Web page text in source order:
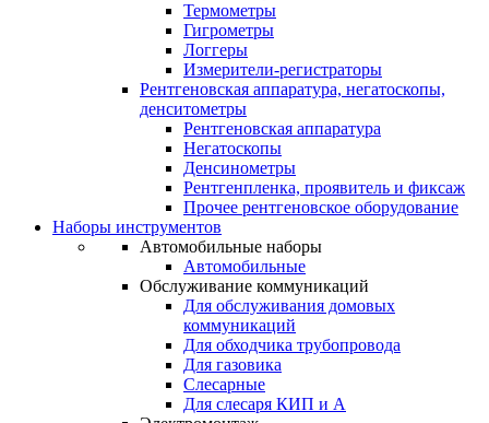
Термометры
Гигрометры
Логгеры
Измерители-регистраторы
Рентгеновская аппаратура, негатоскопы,
денситометры
Рентгеновская аппаратура
Негатоскопы
Денсинометры
Рентгенпленка, проявитель и фиксаж
Прочее рентгеновское оборудование
Наборы инструментов
Автомобильные наборы
Автомобильные
Обслуживание коммуникаций
Для обслуживания домовых
коммуникаций
Для обходчика трубопровода
Для газовика
Слесарные
Для слесаря КИП и А